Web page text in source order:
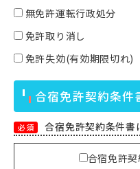
無免許運転行政処分
免許取り消し
免許失効(有効期限切れ)
合宿免許契約条件
必須 合宿免許契約条件書
合宿免許